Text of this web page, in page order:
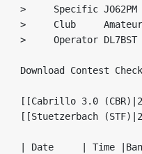
>     Specific JO62PM
>     Club
>     Operator DL7BST
Download Contest
[[Cabrillo 3.0
[[Stuetzerbach
| Date     | Time